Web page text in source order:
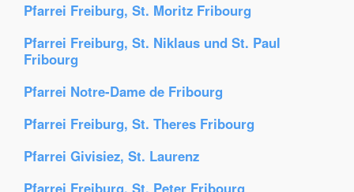
Pfarrei Freiburg, St. Moritz Fribourg
Pfarrei Freiburg, St. Niklaus und St. Paul
Fribourg
Pfarrei Notre-Dame de Fribourg
Pfarrei Freiburg, St. Theres Fribourg
Pfarrei Givisiez, St. Laurenz
Pfarrei Freiburg, St. Peter Fribourg